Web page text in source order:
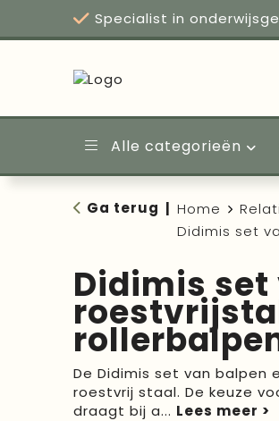
Specialist in
Alle categorieën
Ga terug Home
Didimis set
Didimis
De Didimis set van balpen
roestvrij staal. De keuze
draagt bij a...